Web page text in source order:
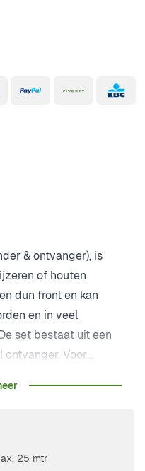
& ontvanger), is
of houten
dun front en kan
en in veel
set bestaat uit een
Voor
toegepast en
25 mtr